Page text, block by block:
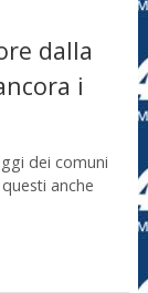
dalla
i
dei comuni
anche